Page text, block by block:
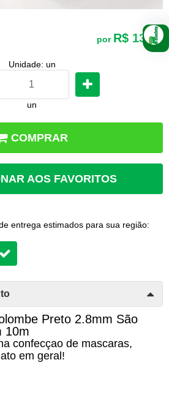
por R$ 13,50
Unidade: un
un
COMPRAR
AOS FAVORITOS
entrega estimados para sua região:
Preto 2.8mm São
10m
confecçao de mascaras,
em geral!